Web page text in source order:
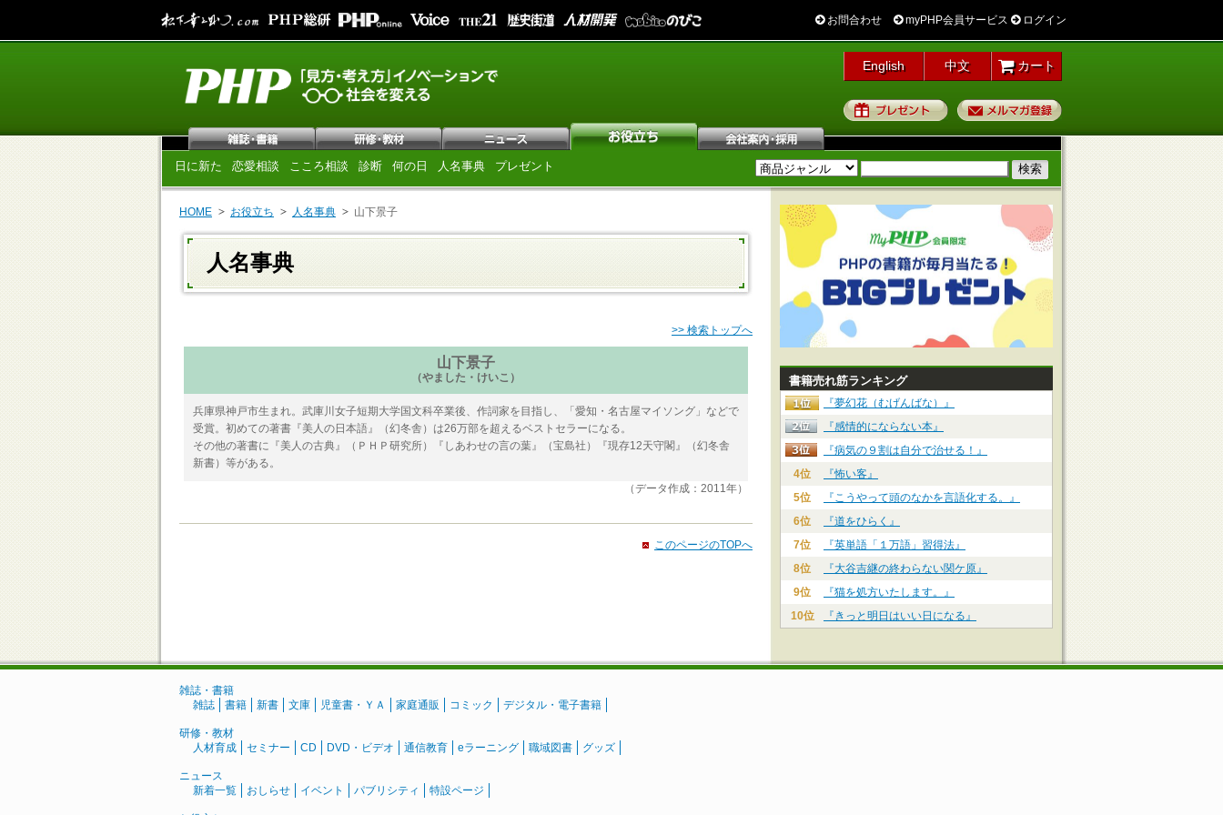
お問合わせ myPHP会員サービス ログイン
English 中文 カート
プレゼント
日に新た 恋愛相談 こころ相談 診断 何の日 人名事典 プレゼント
HOME お役立ち 人名事典 山下景子
人名事典
>> 検索トップへ
山下景子
（やました・けいこ）
兵庫県神戸市生まれ。武庫川女子短期大学国文科卒業後、作詞家を目指し、「愛知・名古屋マイソング」などで
受賞。初めての著書『美人の日本語』（幻冬舎）は26万部を超えるベストセラーになる。
その他の著書に『美人の古典』（ＰＨＰ研究所）『しあわせの言の葉』（宝島社）『現存12天守閣』（幻冬舎
新書）等がある。
（データ作成：2011年）
このページのTOPへ
書籍売れ筋ランキング
『夢幻花（むげんばな）』
『感情的にならない本』
『病気の９割は自分で治せる！』
4位
『怖い客』
5位
『こうやって頭のなかを言語化する。』
6位
『道をひらく』
7位
『英単語「１万語」習得法』
8位
『大谷吉継の終わらない関ケ原』
9位
『猫を処方いたします。』
10位
『きっと明日はいい日になる』
雑誌・書籍
雑誌
書籍 新書 文庫 児童書・ＹＡ 家庭通販 コミック デジタル・電子書籍
研修・教材
人材育成
セミナー CD DVD・ビデオ 通信教育 eラーニング 職域図書 グッズ
ニュース
新着一覧
おしらせ イベント パブリシティ 特設ページ